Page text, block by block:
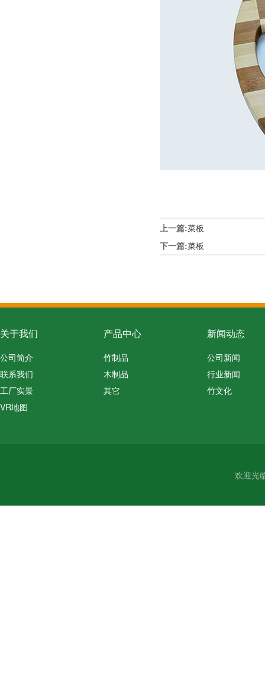
上一篇:菜板
下一篇:菜板
关于我们
公司简介
联系我们
工厂实景
VR地图
产品中心
竹制品
木制品
其它
新闻动态
公司新闻
行业新闻
竹文化
欢迎光